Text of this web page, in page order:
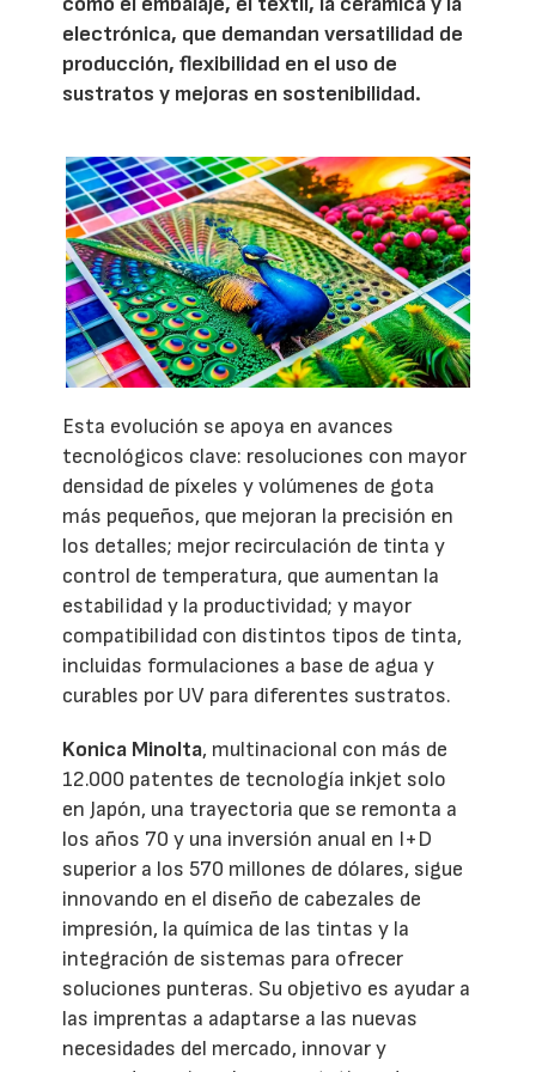
electrónica, que demandan versatilidad de
producción, flexibilidad en el uso de
sustratos y mejoras en sostenibilidad.
Esta evolución se apoya en avances
tecnológicos clave: resoluciones con mayor
densidad de píxeles y volúmenes de gota
más pequeños, que mejoran la precisión en
los detalles; mejor recirculación de tinta y
control de temperatura, que aumentan la
estabilidad y la productividad; y mayor
compatibilidad con distintos tipos de tinta,
incluidas formulaciones a base de agua y
curables por UV para diferentes sustratos.
Konica Minolta, multinacional con más de
12.000 patentes de tecnología inkjet solo
en Japón, una trayectoria que se remonta a
los años 70 y una inversión anual en I+D
superior a los 570 millones de dólares, sigue
innovando en el diseño de cabezales de
impresión, la química de las tintas y la
integración de sistemas para ofrecer
soluciones punteras. Su objetivo es ayudar a
las imprentas a adaptarse a las nuevas
necesidades del mercado, innovar y